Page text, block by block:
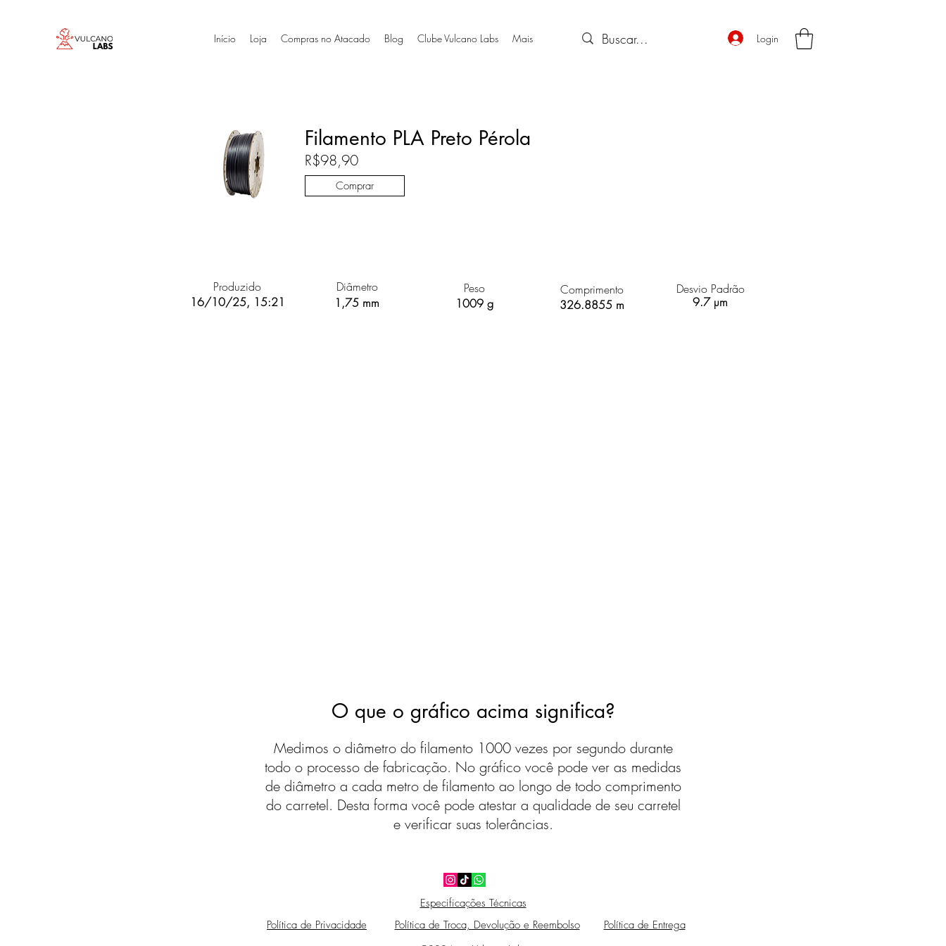
Início Loja Compras no Atacado Blog Clube Vulcano Labs Mais Login
Filamento PLA Preto Pérola
R$98,90
Comprar
Produzido
16/10/25, 15:21
Diâmetro
1,75 mm
Peso
1009 g
Comprimento
326.8855 m
Desvio Padrão
9.7 µm
O que o gráfico acima significa?
Medimos o diâmetro do filamento 1000 vezes por segundo durante
todo o processo de fabricação. No gráfico você pode ver as medidas
de diâmetro a cada metro de filamento ao longo de todo comprimento
do carretel. Desta forma você pode atestar a qualidade de seu carretel
e verificar suas tolerâncias.
Especificações Técnicas
Política de Privacidade
Política de Troca, Devolução e Reembolso Política de Entrega